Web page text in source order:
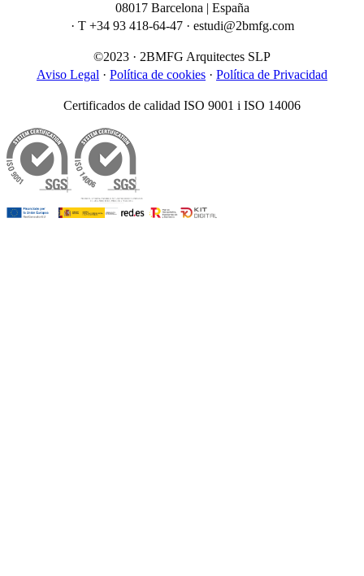
08017 Barcelona | España
· T +34 93 418-64-47 · estudi@2bmfg.com
©2023 · 2BMFG Arquitectes SLP
Aviso Legal · Política de cookies · Política de Privacidad
Certificados de calidad ISO 9001 i ISO 14006